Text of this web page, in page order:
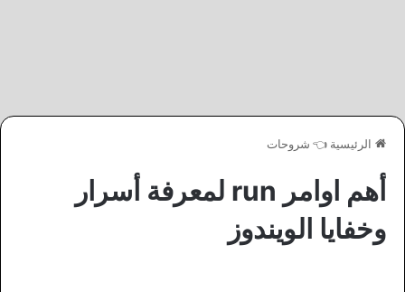
الرئيسية 👈 شروحات
أهم اوامر run لمعرفة أسرار
وخفايا الويندوز